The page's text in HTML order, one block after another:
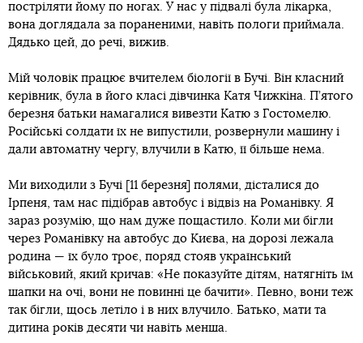
постріляти йому по ногах. У нас у підвалі була лікарка,
вона доглядала за пораненими, навіть пологи приймала.
Дядько цей, до речі, вижив.
Мій чоловік працює вчителем біології в Бучі. Він класний
керівник, була в його класі дівчинка Катя Чижкіна. П’ятого
березня батьки намагалися вивезти Катю з Гостомелю.
Російські солдати їх не випустили, розвернули машину і
дали автоматну чергу, влучили в Катю, її більше нема.
Ми виходили з Бучі [11 березня] полями, дісталися до
Ірпеня, там нас підібрав автобус і відвіз на Романівку. Я
зараз розумію, що нам дуже пощастило. Коли ми бігли
через Романівку на автобус до Києва, на дорозі лежала
родина — їх було троє, поряд стояв український
військовий, який кричав: «Не показуйте дітям, натягніть їм
шапки на очі, вони не повинні це бачити». Певно, вони теж
так бігли, щось летіло і в них влучило. Батько, мати та
дитина років десяти чи навіть менша.